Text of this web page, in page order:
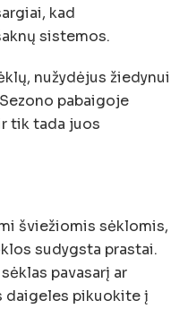
kad
sistemos.
nužydėjus žiedynui
pabaigoje
tik tada juos
šviežiomis sėklomis,
sudygsta prastai.
pavasarį ar
daigeles pikuokite į